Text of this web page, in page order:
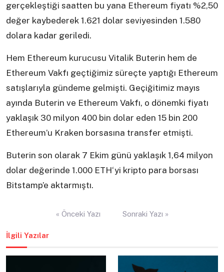
gerçekleştiği saatten bu yana Ethereum fiyatı %2,50
değer kaybederek 1.621 dolar seviyesinden 1.580
dolara kadar geriledi.
Hem Ethereum kurucusu Vitalik Buterin hem de
Ethereum Vakfı geçtiğimiz süreçte yaptığı Ethereum
satışlarıyla gündeme gelmişti. Geçiğitimiz mayıs
ayında Buterin ve Ethereum Vakfı, o dönemki fiyatı
yaklaşık 30 milyon 400 bin dolar eden 15 bin 200
Ethereum’u Kraken borsasına transfer etmişti.
Buterin son olarak 7 Ekim günü yaklaşık 1,64 milyon
dolar değerinde 1.000 ETH‘yi kripto para borsası
Bitstamp’e aktarmıştı.
« Önceki Yazı Sonraki Yazı »
İlgili Yazılar